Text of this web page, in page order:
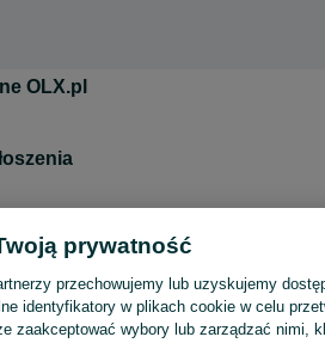
OLX.pl
prywatność
przechowujemy lub uzyskujemy
identyfikatory w plikach cookie w celu
zaakceptować wybory lub zarządzać nimi,